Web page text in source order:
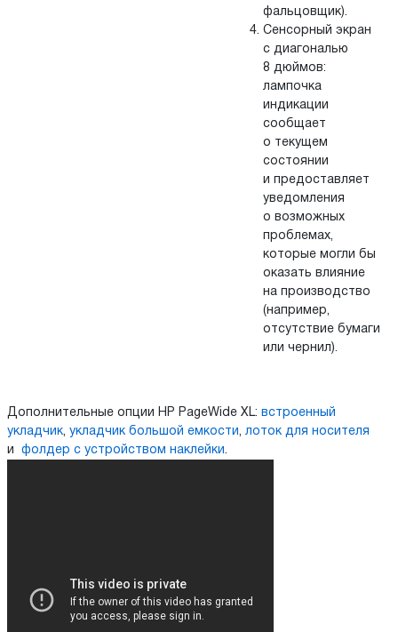
фальцовщик).
Сенсорный экран
с диагональю
8 дюймов:
лампочка
индикации
сообщает
о текущем
состоянии
и предоставляет
уведомления
о возможных
проблемах,
которые могли бы
оказать влияние
на производство
(например,
отсутствие бумаги
или чернил).
Дополнительные опции HP PageWide XL: встроенный
укладчик, укладчик большой емкости, лоток для носителя
и фолдер с устройством наклейки.